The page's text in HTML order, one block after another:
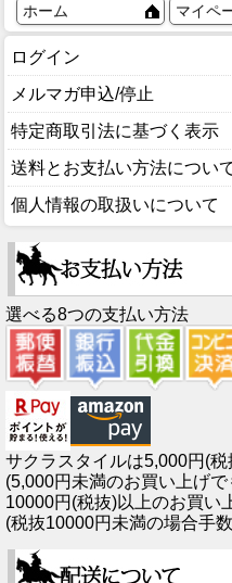
ホーム マイペ
ログイン
メルマガ申込/停止
特定商取引法に基づく表示
送料とお支払い方法につい
個人情報の取扱いについて
選べる8つの支払い方法
サクラスタイルは5,000円(
(5,000円未満のお買い上げ
10000円(税抜)以上のお買い
(税抜10000円未満の場合手